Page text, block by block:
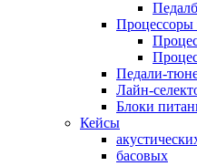
Процессоры
Педали-
Лайн-
Блоки
Кейсы
басовых